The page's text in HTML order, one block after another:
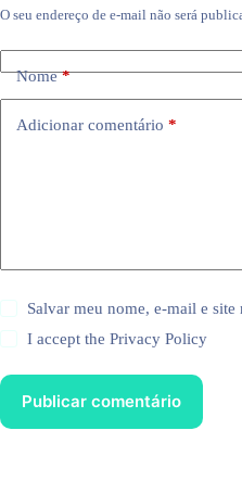
O seu endereço de e-mail não será
Nome*
Adicionar comentário *
Salvar meu nome, e-mail e
I accept thePrivacy Policy
Publicar comentário